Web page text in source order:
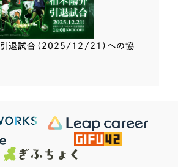
引退試合（2025/12/21）への協